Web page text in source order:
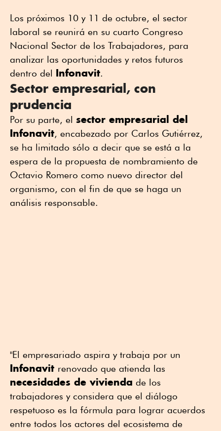
Los próximos 10 y 11 de octubre, el sector
laboral se reunirá en su cuarto Congreso
Nacional Sector de los Trabajadores, para
analizar las oportunidades y retos futuros
dentro del Infonavit.
Sector empresarial, con
prudencia
Por su parte, el sector empresarial del
Infonavit, encabezado por Carlos Gutiérrez,
se ha limitado sólo a decir que se está a la
espera de la propuesta de nombramiento de
Octavio Romero como nuevo director del
organismo, con el fin de que se haga un
análisis responsable.
"El empresariado aspira y trabaja por un
Infonavit renovado que atienda las
necesidades de vivienda de los
trabajadores y considera que el diálogo
respetuoso es la fórmula para lograr acuerdos
entre todos los actores del ecosistema de